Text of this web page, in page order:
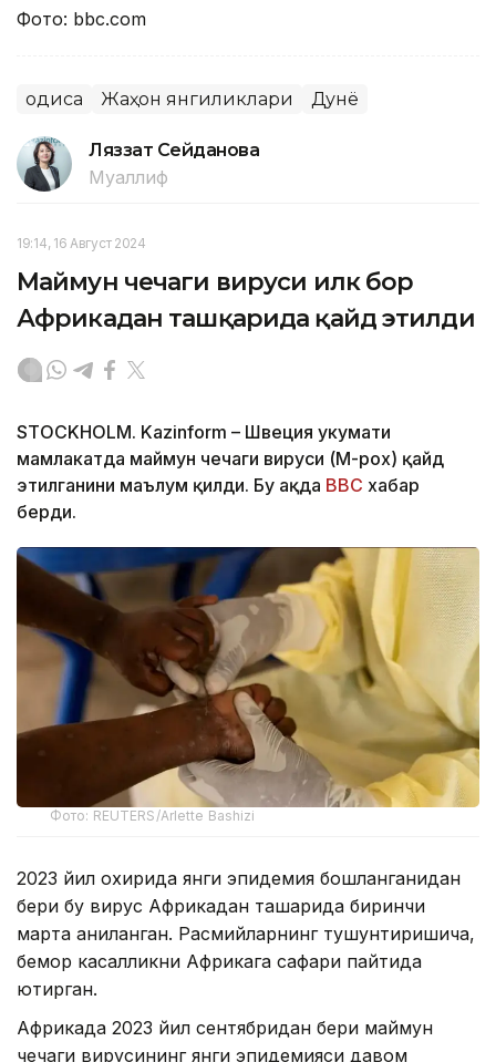
Фото: bbc.com
Ҳодиса Жаҳон янгиликлари Дунё
Ляззат Сейданова
Муаллиф
19:14, 16 Август 2024
Маймун чечаги вируси илк бор
Африкадан ташқарида қайд этилди
STOCKHOLM. Kazinform – Швеция ҳукумати
мамлакатда маймун чечаги вируси (M-pox) қайд
этилганини маълум қилди. Бу ҳақда BBC хабар
берди.
Фото: REUTERS/Arlette Bashizi
2023 йил охирида янги эпидемия бошланганидан
бери бу вирус Африкадан ташқарида биринчи
марта аниқланган. Расмийларнинг тушунтиришича,
бемор касалликни Африкага сафари пайтида
юқтирган.
Африкада 2023 йил сентябридан бери маймун
чечаги вирусининг янги эпидемияси давом